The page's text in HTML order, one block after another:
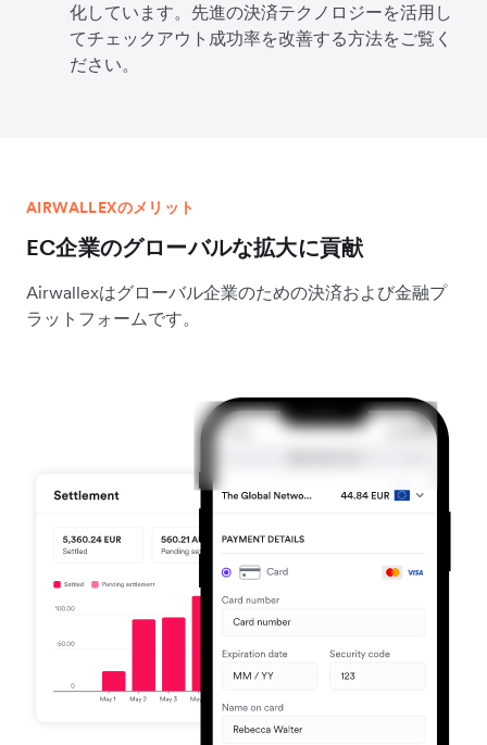
化しています。先進の決済テクノロジーを活用し
てチェックアウト成功率を改善する方法をご覧く
ださい。
AIRWALLEXのメリット
EC企業のグローバルな拡大に貢献
Airwallexはグローバル企業のための決済および金融プ
ラットフォームです。